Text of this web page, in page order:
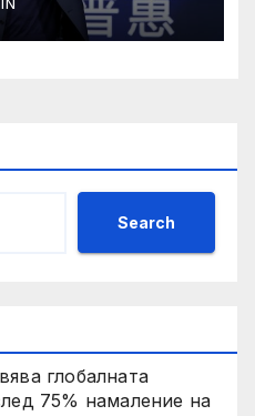
Search
глобалната
75% намаление на